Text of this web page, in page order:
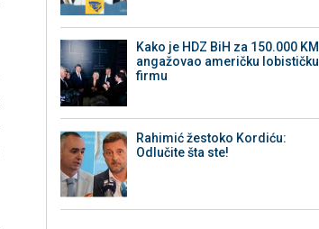
Kako je HDZ BiH za 150.000 KM
angažovao američku lobističku
firmu
Rahimić žestoko Kordiću:
Odlučite šta ste!